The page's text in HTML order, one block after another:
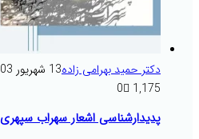
دکتر حمید بهرامی زاده13 شهریور 1403
0
1,175
پدیدارشناسی اشعار سهراب سپهری